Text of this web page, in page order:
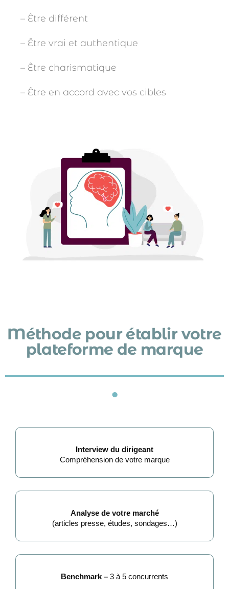
– Être différent
– Être vrai et authentique
– Être charismatique
– Être en accord avec vos cibles
Méthode pour établir votre
plateforme de marque
•
Interview du dirigeant
Compréhension de votre marque
Analyse de votre marché
(articles presse, études, sondages…)
Benchmark – 3 à 5 concurrents